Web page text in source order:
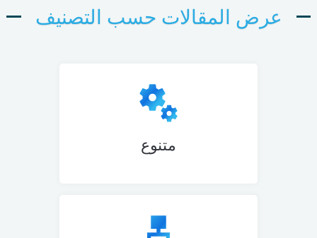
عرض المقالات حسب التصنيف
متنوع